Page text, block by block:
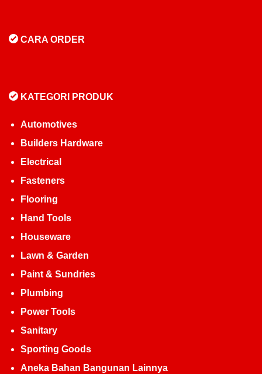
CARA ORDER
KATEGORI PRODUK
Automotives
Builders Hardware
Electrical
Fasteners
Flooring
Hand Tools
Houseware
Lawn & Garden
Paint & Sundries
Plumbing
Power Tools
Sanitary
Sporting Goods
Aneka Bahan Bangunan Lainnya